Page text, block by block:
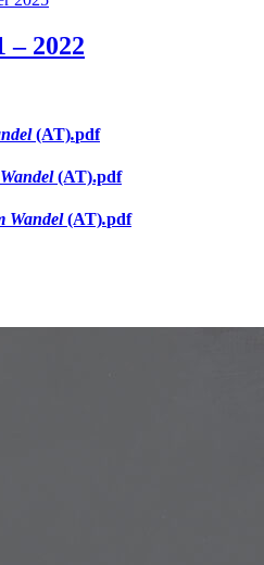
– 2022
(AT).pdf
(AT).pdf
Wandel(AT).pdf